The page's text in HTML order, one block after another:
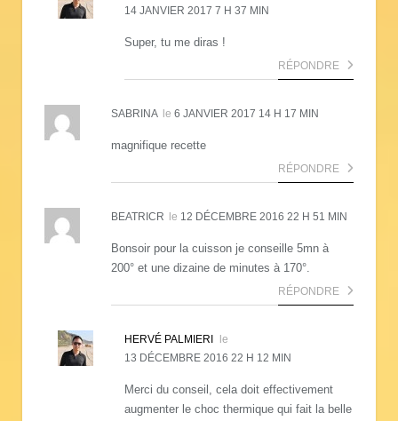
14 JANVIER 2017 7 H 37 MIN
Super, tu me diras !
RÉPONDRE
SABRINA le 6 JANVIER 2017 14 H 17 MIN
magnifique recette
RÉPONDRE
BEATRICR le 12 DÉCEMBRE 2016 22 H 51 MIN
Bonsoir pour la cuisson je conseille 5mn à
200° et une dizaine de minutes à 170°.
RÉPONDRE
HERVÉ PALMIERI
le
13 DÉCEMBRE 2016 22 H 12 MIN
Merci du conseil, cela doit effectivement
augmenter le choc thermique qui fait la belle